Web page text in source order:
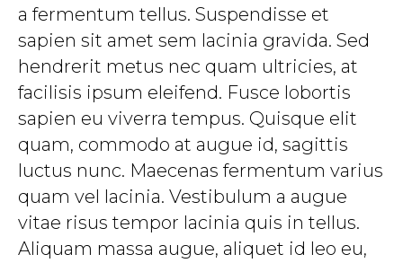
a fermentum tellus. Suspendisse et
sapien sit amet sem lacinia gravida. Sed
hendrerit metus nec quam ultricies, at
facilisis ipsum eleifend. Fusce lobortis
sapien eu viverra tempus. Quisque elit
quam, commodo at augue id, sagittis
luctus nunc. Maecenas fermentum varius
quam vel lacinia. Vestibulum a augue
vitae risus tempor lacinia quis in tellus.
Aliquam massa augue, aliquet id leo eu,